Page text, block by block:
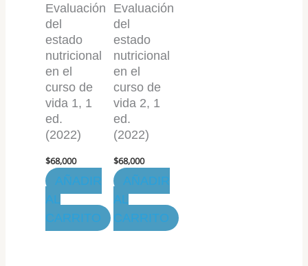
Evaluación
del
estado
nutricional
en el
curso de
vida 1, 1
ed.
(2022)
$68,000
AÑADIR
AL
CARRITO
Evaluación
del
estado
nutricional
en el
curso de
vida 2, 1
ed.
(2022)
$68,000
AÑADIR
AL
CARRITO